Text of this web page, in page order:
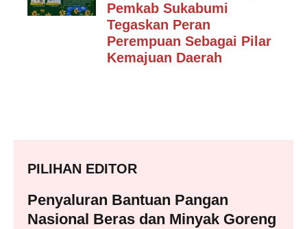
Pemkab Sukabumi
Tegaskan Peran
Perempuan Sebagai Pilar
Kemajuan Daerah
PILIHAN EDITOR
Penyaluran Bantuan Pangan
Nasional Beras dan Minyak Goreng